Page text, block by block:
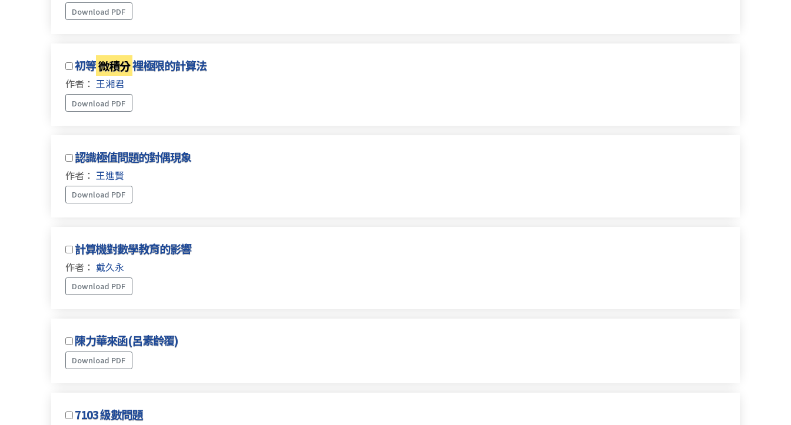
Download PDF
初等微積分裡極限的計算法
作者： 王湘君
Download PDF
認識極值問題的對偶現象
作者： 王進賢
Download PDF
計算機對數學教育的影響
作者： 戴久永
Download PDF
陳力華來函(呂素齡覆)
Download PDF
7103 級數問題